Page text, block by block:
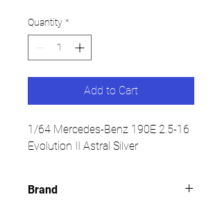
Quantity *
Add to Cart
1/64 Mercedes-Benz 190E 2.5-16
Evolution II Astral Silver
Brand